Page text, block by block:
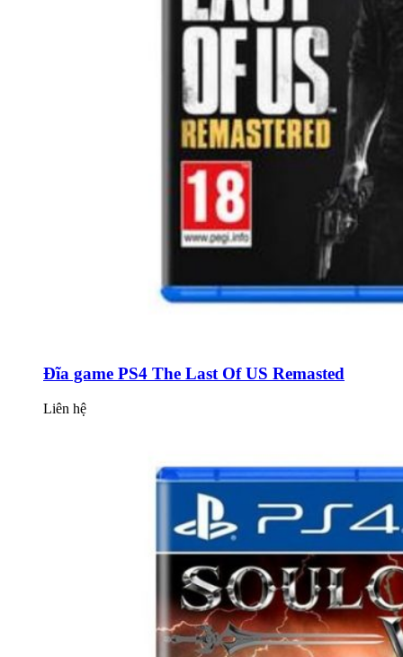
Đĩa game PS4 The Last Of US Remasted
Liên hệ